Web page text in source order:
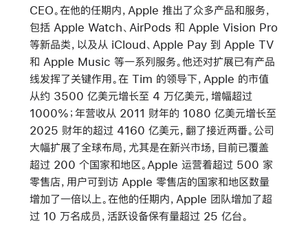
CEO。在他的任期内，Apple 推出了众多产品和服务，
包括 Apple Watch、AirPods 和 Apple Vision Pro
等新品类，以及从 iCloud、Apple Pay 到 Apple TV
和 Apple Music 等一系列服务。他还对扩展已有产品
线发挥了关键作用。在 Tim 的领导下，Apple 的市值
从约 3500 亿美元增长至 4 万亿美元，增幅超过
1000%；年营收从 2011 财年的 1080 亿美元增长至
2025 财年的超过 4160 亿美元，翻了接近两番。公司
大幅扩展了全球布局，尤其是在新兴市场，目前已覆盖
超过 200 个国家和地区。Apple 运营着超过 500 家
零售店，用户可到访 Apple 零售店的国家和地区数量
增加了一倍以上。在他的任期内，Apple 团队增加了超
过 10 万名成员，活跃设备保有量超过 25 亿台。